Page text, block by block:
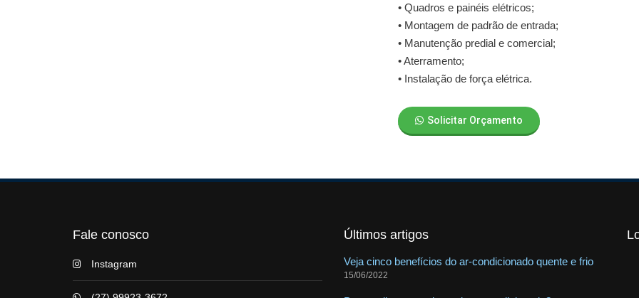
• Quadros e painéis elétricos;
• Montagem de padrão de entrada;
• Manutenção predial e comercial;
• Aterramento;
• Instalação de força elétrica.
Solicitar Orçamento
Fale conosco
Instagram
Últimos artigos
Veja cinco benefícios do ar-condicionado quente e frio
15/06/2022